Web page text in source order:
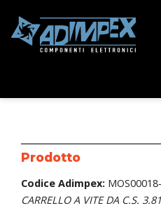
Prodotto
Codice Adimpex:
CARRELLO A VITE DA C.S.